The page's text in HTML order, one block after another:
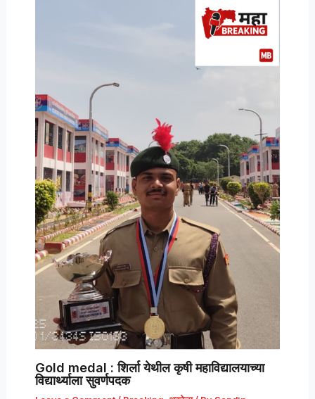
Gold medal : शिर्ला येथील कृषी महाविद्यालयाच्या
विद्यार्थ्याला सुवर्णपदक